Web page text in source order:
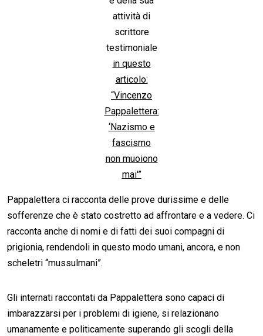
attività di
scrittore
testimoniale
in questo
articolo:
“Vincenzo
Pappalettera:
‘Nazismo e
fascismo
non muoiono
mai'”
Pappalettera ci racconta delle prove durissime e delle
sofferenze che è stato costretto ad affrontare e a vedere. Ci
racconta anche di nomi e di fatti dei suoi compagni di
prigionia, rendendoli in questo modo umani, ancora, e non
scheletri “mussulmani”.
Gli internati raccontati da Pappalettera sono capaci di
imbarazzarsi per i problemi di igiene, si relazionano
umanamente e politicamente superando gli scogli della